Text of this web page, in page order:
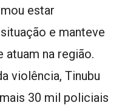
estar
e manteve
na região.
violência, Tinubu
30 mil policiais